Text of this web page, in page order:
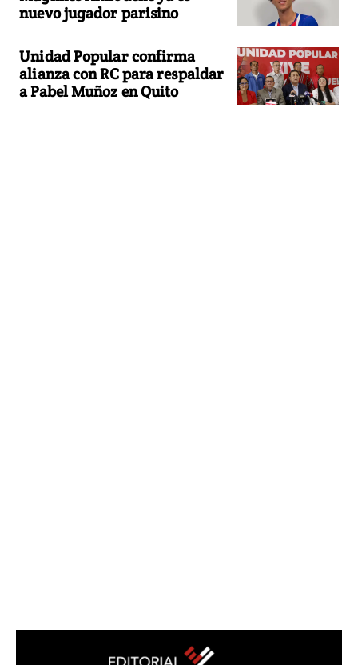
nuevo jugador parisino
Unidad Popular confirma
alianza con RC para respaldar
a Pabel Muñoz en Quito